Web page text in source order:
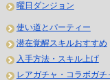
曜日ダンジョン
使い道とパーティー
潜在覚醒スキルおすすめ
入手方法・スキル上げ
レアガチャ・コラボガチ